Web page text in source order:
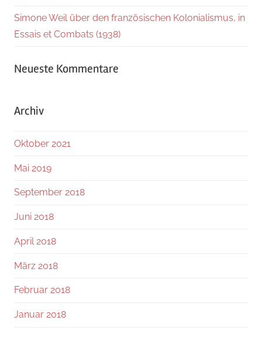
Simone Weil über den französischen Kolonialismus, in
Essais et Combats (1938)
Neueste Kommentare
Archiv
Oktober 2021
Mai 2019
September 2018
Juni 2018
April 2018
März 2018
Februar 2018
Januar 2018